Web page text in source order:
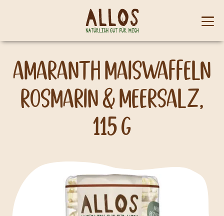
Skip to content
menu
Amaranth Maiswaffeln
Rosmarin & Meersalz,
115 g